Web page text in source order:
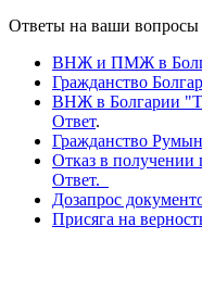
Ответы на ваши вопросы
ВНЖ и ПМЖ в
Гражданство
ВНЖ в Болгарии
Ответ.
Гражданство
Отказ в
Ответ.
Дозапрос
Присяга на